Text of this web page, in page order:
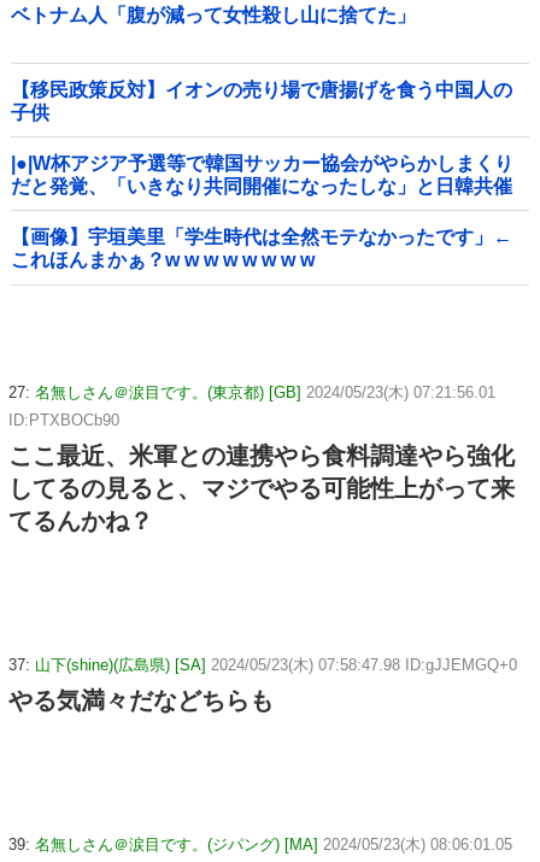
ベトナム人「腹が減って女性殺し山に捨てた」
【移民政策反対】イオンの売り場で唐揚げを食う中国人の
子供
|●|W杯アジア予選等で韓国サッカー協会がやらかしまくり
だと発覚、「いきなり共同開催になったしな」と日韓共催
の件に言及する声も……
【画像】宇垣美里「学生時代は全然モテなかったです」←
これほんまかぁ？w w w w w w w w
27: 名無しさん＠涙目です。(東京都) [GB] 2024/05/23(木) 07:21:56.01
ID:PTXBOCb90
ここ最近、米軍との連携やら食料調達やら強化
してるの見ると、マジでやる可能性上がって来
てるんかね？
37: 山下(shine)(広島県) [SA] 2024/05/23(木) 07:58:47.98 ID:gJJEMGQ+0
やる気満々だなどちらも
39: 名無しさん＠涙目です。(ジパング) [MA] 2024/05/23(木) 08:06:01.05